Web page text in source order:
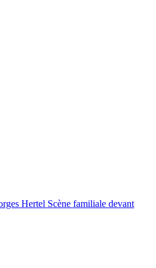
Hertel Scène familiale devant